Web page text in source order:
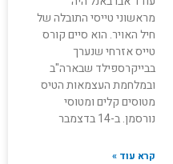
מראשוני טייסי התובלה של
חיל האויר. הוא סיים קורס
טייס אזרחי שנערך
בבייקרספילד שבארה"ב
ובמלחמת העצמאות הטיס
מטוסים קלים ומטוסי
נורסמן. ב-14 בדצמבר
קרא עוד »